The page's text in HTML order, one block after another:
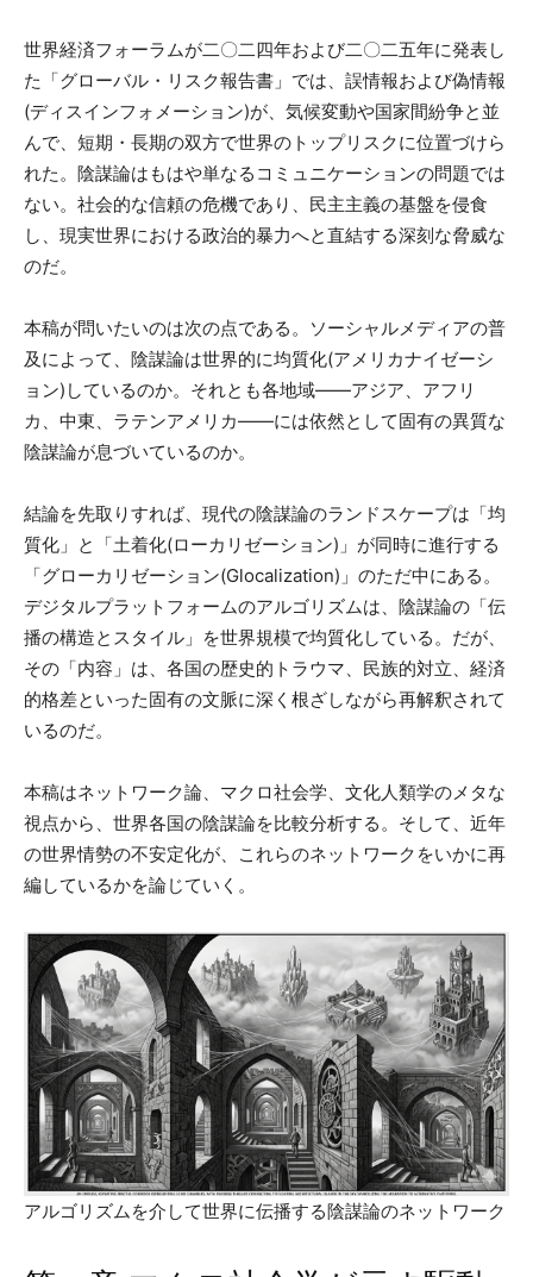
世界経済フォーラムが二〇二四年および二〇二五年に発表し
た「グローバル・リスク報告書」では、誤情報および偽情報
(ディスインフォメーション)が、気候変動や国家間紛争と並
んで、短期・長期の双方で世界のトップリスクに位置づけら
れた。陰謀論はもはや単なるコミュニケーションの問題では
ない。社会的な信頼の危機であり、民主主義の基盤を侵食
し、現実世界における政治的暴力へと直結する深刻な脅威な
のだ。
本稿が問いたいのは次の点である。ソーシャルメディアの普
及によって、陰謀論は世界的に均質化(アメリカナイゼーシ
ョン)しているのか。それとも各地域——アジア、アフリ
カ、中東、ラテンアメリカ——には依然として固有の異質な
陰謀論が息づいているのか。
結論を先取りすれば、現代の陰謀論のランドスケープは「均
質化」と「土着化(ローカリゼーション)」が同時に進行する
「グローカリゼーション(Glocalization)」のただ中にある。
デジタルプラットフォームのアルゴリズムは、陰謀論の「伝
播の構造とスタイル」を世界規模で均質化している。だが、
その「内容」は、各国の歴史的トラウマ、民族的対立、経済
的格差といった固有の文脈に深く根ざしながら再解釈されて
いるのだ。
本稿はネットワーク論、マクロ社会学、文化人類学のメタな
視点から、世界各国の陰謀論を比較分析する。そして、近年
の世界情勢の不安定化が、これらのネットワークをいかに再
編しているかを論じていく。
アルゴリズムを介して世界に伝播する陰謀論のネットワーク